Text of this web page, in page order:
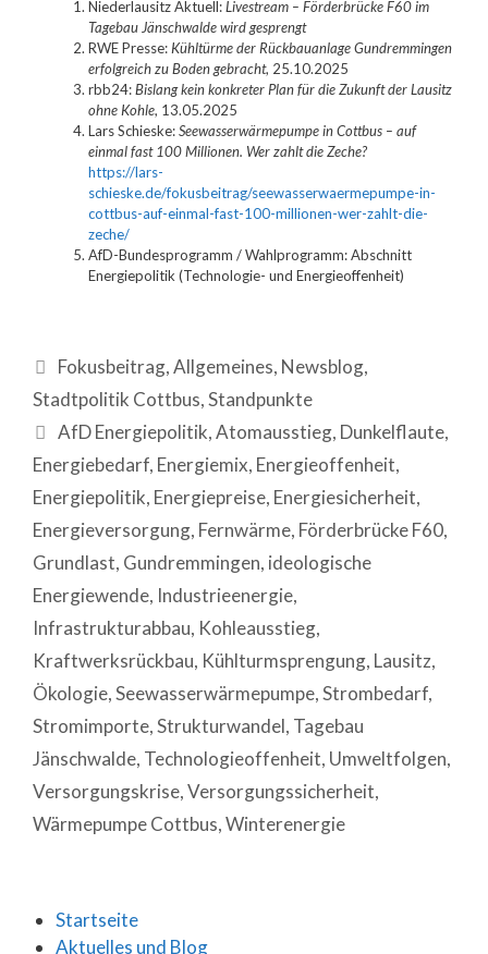
Niederlausitz Aktuell:Livestream – Förderbrücke F60 im
Tagebau Jänschwalde wird gesprengt
RWE Presse: Kühltürme der Rückbauanlage Gundremmingen
erfolgreich zu Boden gebracht, 25.10.2025
rbb24:Bislang kein konkreter Plan für die Zukunft der Lausitz
ohne Kohle, 13.05.2025
Lars Schieske:Seewasserwärmepumpe in Cottbus – auf
einmal fast 100 Millionen. Wer zahlt die Zeche?
https://lars-
schieske.de/fokusbeitrag/seewasserwaermepumpe-in-
cottbus-auf-einmal-fast-100-millionen-wer-zahlt-die-
zeche/
AfD-Bundesprogramm / Wahlprogramm: Abschnitt
Energiepolitik (Technologie- und Energieoffenheit)
Kategorien
Fokusbeitrag,Allgemeines, Newsblog,
Stadtpolitik Cottbus,Standpunkte
Schlagwörter
AfD Energiepolitik,Atomausstieg, Dunkelflaute,
Energiebedarf, Energiemix, Energieoffenheit,
Energiepolitik, Energiepreise, Energiesicherheit,
Energieversorgung, Fernwärme, Förderbrücke F60,
Grundlast, Gundremmingen, ideologische
Energiewende, Industrieenergie,
Infrastrukturabbau, Kohleausstieg,
Kraftwerksrückbau, Kühlturmsprengung, Lausitz,
Ökologie,Seewasserwärmepumpe,Strombedarf,
Stromimporte,Strukturwandel, Tagebau
Jänschwalde, Technologieoffenheit, Umweltfolgen,
Versorgungskrise,Versorgungssicherheit,
Wärmepumpe Cottbus,Winterenergie
Startseite
Aktuelles und Blog